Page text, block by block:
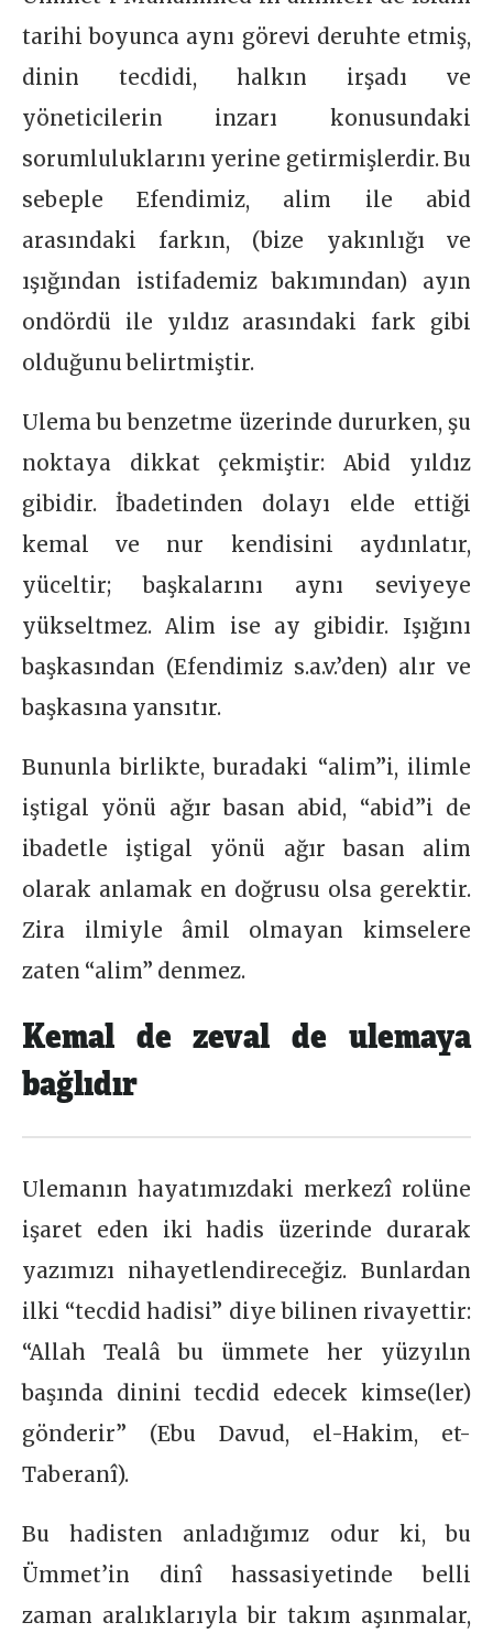
tarihi boyunca aynı görevi deruhte etmiş,
dinin tecdidi, halkın irşadı ve
yöneticilerin inzarı konusundaki
sorumluluklarını yerine getirmişlerdir. Bu
sebeple Efendimiz, alim ile abid
arasındaki farkın, (bize yakınlığı ve
ışığından istifademiz bakımından) ayın
ondördü ile yıldız arasındaki fark gibi
olduğunu belirtmiştir.
Ulema bu benzetme üzerinde dururken, şu
noktaya dikkat çekmiştir: Abid yıldız
gibidir. İbadetinden dolayı elde ettiği
kemal ve nur kendisini aydınlatır,
yüceltir; başkalarını aynı seviyeye
yükseltmez. Alim ise ay gibidir. Işığını
başkasından (Efendimiz s.a.v.’den) alır ve
başkasına yansıtır.
Bununla birlikte, buradaki “alim”i, ilimle
iştigal yönü ağır basan abid, “abid”i de
ibadetle iştigal yönü ağır basan alim
olarak anlamak en doğrusu olsa gerektir.
Zira ilmiyle âmil olmayan kimselere
zaten “alim” denmez.
Kemal de zeval de ulemaya
bağlıdır
Ulemanın hayatımızdaki merkezî rolüne
işaret eden iki hadis üzerinde durarak
yazımızı nihayetlendireceğiz. Bunlardan
ilki “tecdid hadisi” diye bilinen rivayettir:
“Allah Tealâ bu ümmete her yüzyılın
başında dinini tecdid edecek kimse(ler)
gönderir” (Ebu Davud, el-Hakim, et-
Taberanî).
Bu hadisten anladığımız odur ki, bu
Ümmet’in dinî hassasiyetinde belli
zaman aralıklarıyla bir takım aşınmalar,